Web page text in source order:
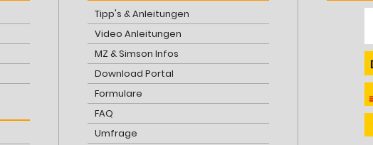
Tipp's & Anleitungen
Video Anleitungen
MZ & Simson Infos
Download Portal
Formulare
FAQ
Umfrage